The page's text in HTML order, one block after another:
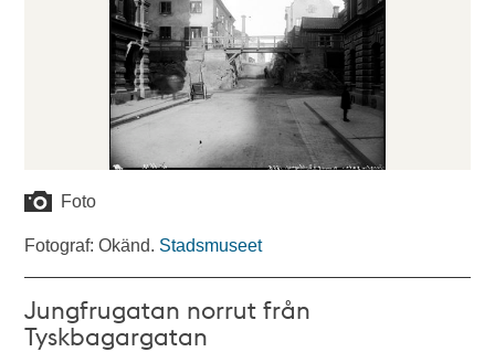
Foto
Fotograf: Okänd. Stadsmuseet
Jungfrugatan norrut från
Tyskbagargatan